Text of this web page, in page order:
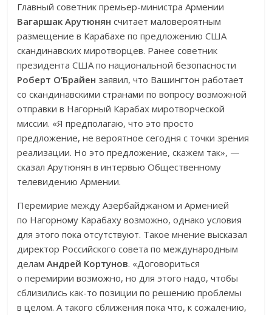
Главный советник премьер-министра Армении
Вагаршак Арутюнян считает маловероятным
размещение в Карабахе по предложению США
скандинавских миротворцев. Ранее советник
президента США по национальной безопасности
Роберт О’Брайен заявил, что Вашингтон работает
со скандинавскими странами по вопросу возможной
отправки в Нагорный Карабах миротворческой
миссии. «Я предполагаю, что это просто
предложение, не вероятное сегодня с точки зрения
реализации. Но это предложение, скажем так», —
сказал Арутюнян в интервью Общественному
телевидению Армении.
Перемирие между Азербайджаном и Арменией
по Нагорному Карабаху возможно, однако условия
для этого пока отсутствуют. Такое мнение высказал
директор Российского совета по международным
деламАндрей Кортунов. «Договориться
о перемирии возможно, но для этого надо, чтобы
сблизились как-то позиции по решению проблемы
в целом. А такого сближения пока что, к сожалению,